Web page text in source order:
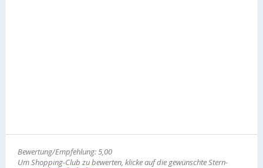
Bewertung/Empfehlung: 5,00
Um Shopping-Club zu bewerten, klicke auf die gewünschte Stern-